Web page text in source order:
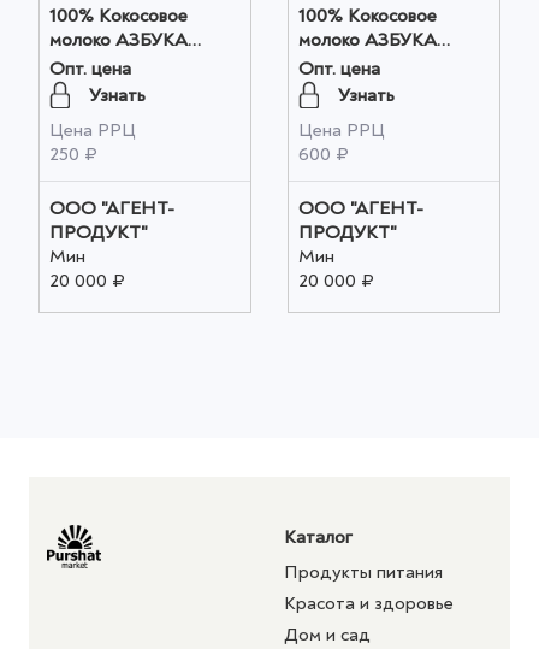
100% Кокосовое
молоко АЗБУКА
ПРОДУКТОВ
кулинарное 330мл
оптом
Опт. цена
Узнать
Цена РРЦ
250 ₽
ООО "АГЕНТ-
ПРОДУКТ"
Мин
20 000 ₽
100% Кокосовое
молоко АЗБУКА
ПРОДУКТОВ
кулинарное 1л оптом
Опт. цена
Узнать
Цена РРЦ
600 ₽
ООО "АГЕНТ-
ПРОДУКТ"
Мин
20 000 ₽
Каталог
Продукты питания
Красота и здоровье
Дом и сад